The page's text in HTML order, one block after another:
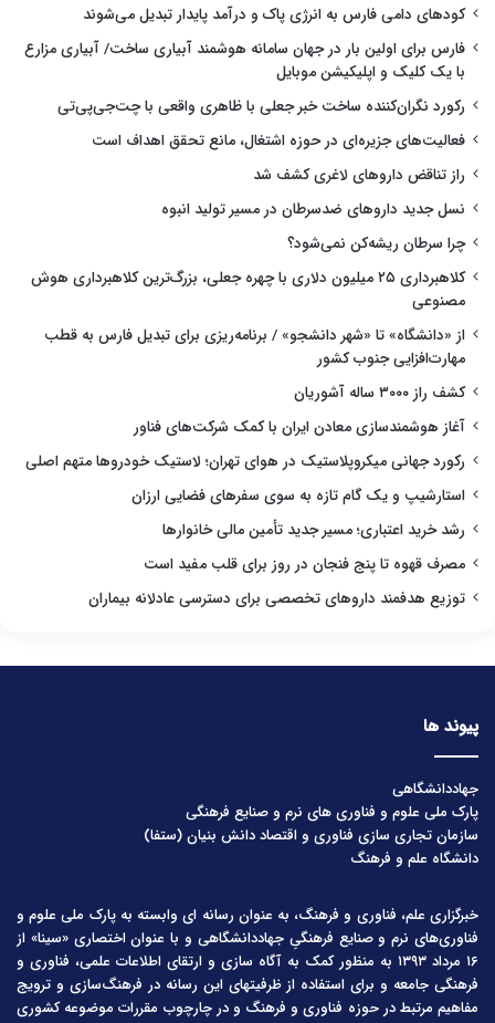
کودهای دامی فارس به انرژی پاک و درآمد پایدار تبدیل می‌شوند
فارس برای اولین بار در جهان سامانه هوشمند آبیاری ساخت/ آبیاری مزارع
با یک کلیک و اپلیکیشن موبایل
رکورد نگران‌کننده ساخت خبر جعلی با ظاهری واقعی با چت‌جی‌پی‌تی
فعالیت‌های جزیره‌ای در حوزه اشتغال، مانع تحقق اهداف است
راز تناقض داروهای لاغری کشف شد
نسل جدید داروهای ضدسرطان در مسیر تولید انبوه
چرا سرطان ریشه‌کن نمی‌شود؟
کلاهبرداری ۲۵ میلیون دلاری با چهره جعلی، بزرگ‌ترین کلاهبرداری هوش
مصنوعی
از «دانشگاه» تا «شهر دانشجو» / برنامه‌ریزی برای تبدیل فارس به قطب
مهارت‌افزایی جنوب کشور
کشف راز ۳۰۰۰ ساله آشوریان
آغاز هوشمندسازی معادن ایران با کمک شرکت‌های فناور
رکورد جهانی میکروپلاستیک در هوای تهران؛ لاستیک خودروها متهم اصلی
استارشیپ و یک گام تازه به سوی سفرهای فضایی ارزان
رشد خرید اعتباری؛ مسیر جدید تأمین مالی خانوارها
مصرف قهوه تا پنج فنجان در روز برای قلب مفید است
توزیع هدفمند داروهای تخصصی برای دسترسی عادلانه بیماران
پیوند ها
جهاددانشگاهی
پارک ملی علوم و فناوری های نرم و صنایع فرهنگی
سازمان تجاری سازی فناوری و اقتصاد دانش بنیان (ستفا)
دانشگاه علم و فرهنگ
خبرگزاری علم، فناوری و فرهنگ، به عنوان رسانه ای وابسته به پارک ملی علوم و
فناوری‌های نرم و صنایع فرهنگیِ جهاددانشگاهی و با عنوان اختصاری «سینا» از
۱۶ مرداد ۱۳۹۳ به منظور کمک به آگاه سازی و ارتقای اطلاعات علمی، فناوری و
فرهنگی جامعه و برای استفاده از ظرفیتهای این رسانه در فرهنگ‌سازی و ترویج
مفاهیم مرتبط در حوزه فناوری و فرهنگ و در چارچوب مقررات موضوعه کشوری